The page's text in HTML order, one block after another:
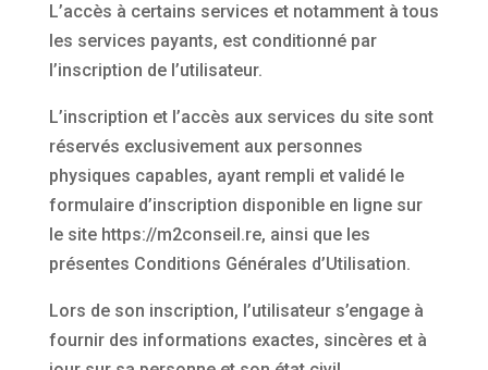
L’accès à certains services et notamment à tous
les services payants, est conditionné par
l’inscription de l’utilisateur.
L’inscription et l’accès aux services du site sont
réservés exclusivement aux personnes
physiques capables, ayant rempli et validé le
formulaire d’inscription disponible en ligne sur
le site https://m2conseil.re, ainsi que les
présentes Conditions Générales d’Utilisation.
Lors de son inscription, l’utilisateur s’engage à
fournir des informations exactes, sincères et à